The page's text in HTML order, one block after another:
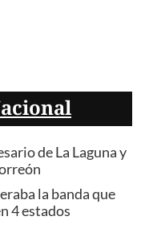
de La Laguna y
la banda que
4 estados